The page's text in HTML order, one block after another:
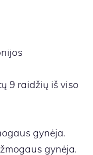
9 raidžių iš viso
gynėja.
gynėja.